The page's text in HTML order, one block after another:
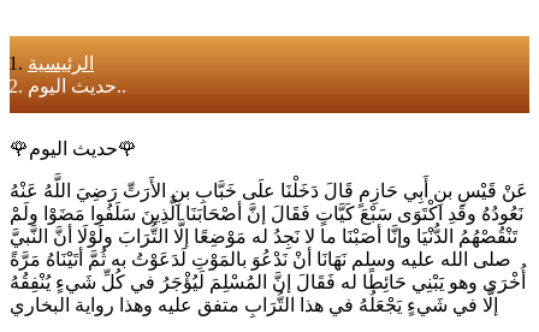
الرئيسية
حديث اليوم..
🌹حديث اليوم🌹
عَنْ قَيْسِ بنِ أَبِي حَازِمٍ قَالَ دَخَلْنَا علَى خَبَّابِ بنِ الأَرَتِّ رَضِيَ اللَّهُ عَنْهُ
نَعُودُهُ وقَدِ اكْتَوَى سَبْعَ كَيَّاتٍ فَقَالَ إنَّ أصْحَابَنَا الَّذِينَ سَلَفُوا مَضَوْا ولَمْ
تَنْقُصْهُمُ الدُّنْيَا وإنَّا أصَبْنَا ما لا نَجِدُ له مَوْضِعًا إلَّا التُّرَابَ ولَوْلَا أنَّ النَّبيَّ
صلى الله عليه وسلم نَهَانَا أنْ نَدْعُوَ بالمَوْتِ لَدَعَوْتُ به ثُمَّ أتَيْنَاهُ مَرَّةً
أُخْرَى وهو يَبْنِي حَائِطًا له فَقَالَ إنَّ المُسْلِمَ لَيُؤْجَرُ في كُلِّ شَيءٍ يُنْفِقُهُ
إلَّا في شَيءٍ يَجْعَلُهُ في هذا التُّرَابِ متفق عليه وهذا رواية البخاري